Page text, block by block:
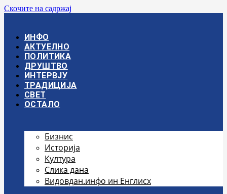
Скочите на садржај
ИНФО
АКТУЕЛНО
ПОЛИТИКА
ДРУШТВО
ИНТЕРВЈУ
ТРАДИЦИЈА
СВЕТ
ОСТАЛО
Бизнис
Историја
Култура
Слика дана
Видовдан.инфо ин Енглисх